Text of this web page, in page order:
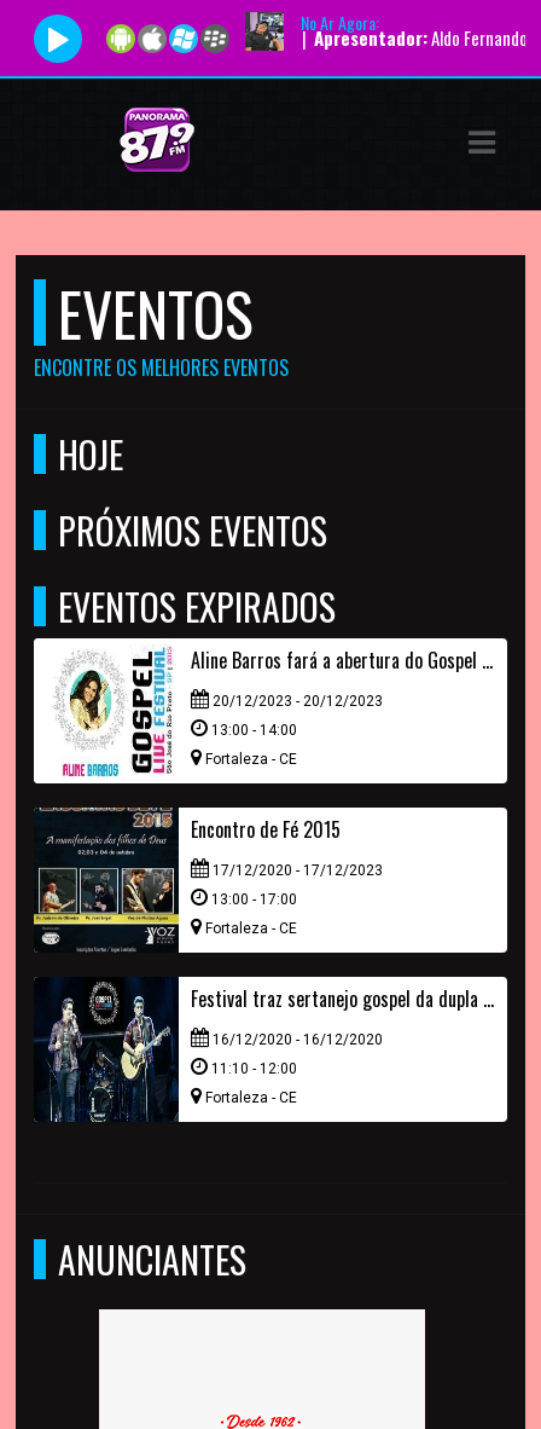
No Ar Agora:
Tocando agora:| Apresentador:Aldo Fernando |
EVENTOS
ENCONTRE OS MELHORES EVENTOS
HOJE
PRÓXIMOS EVENTOS
EVENTOS EXPIRADOS
Aline Barros fará a abertura do Gospel Live Festival
20/12/2023 - 20/12/2023
13:00 - 14:00
Fortaleza - CE
Encontro de Fé 2015
17/12/2020 - 17/12/2023
13:00 - 17:00
Fortaleza - CE
Festival traz sertanejo gospel da dupla André e Felipe
16/12/2020 - 16/12/2020
11:10 - 12:00
Fortaleza - CE
ANUNCIANTES